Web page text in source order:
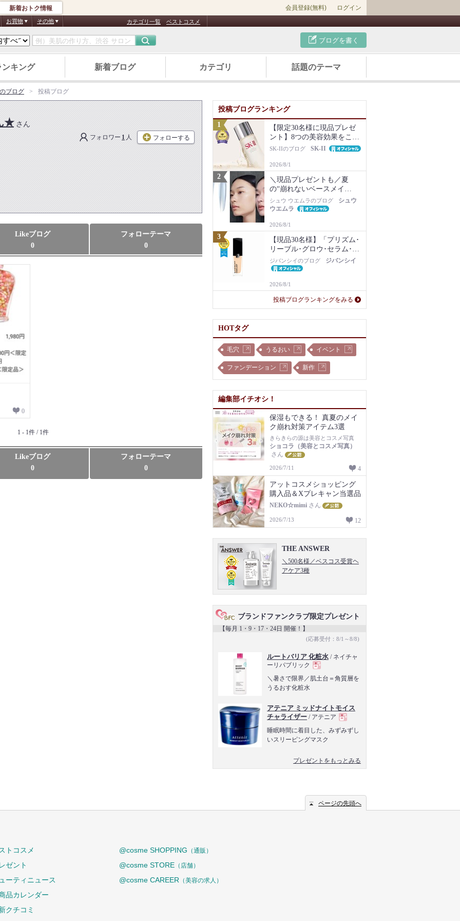
新着おトク情報 会員登録(無料) ログイン
お買物 その他 カテゴリ一覧 ベストコスメ
ブログを書く
ンキング 新着ブログ カテゴリ 話題のテーマ
ブログ 投稿ブログ
★ さん
フォロワー 1 人 フォローする
Likeブログ
0
フォローテーマ
0
0
1 - 1件 / 1件
Likeブログ
0
フォローテーマ
0
投稿ブログランキング
【限定30名様に現品プレゼ
ント】8つの美容効果をこの
1本で【新美容液キット再販
SK-IIのブログ SK-II
2026/8/1
＼現品プレゼントも／夏
の“崩れないベースメイ
ク”は名品化粧下地から！毛
穴・ベタつき・乾燥知らず
シュウ ウエムラのブログ
シュウ
ウエムラ
2026/8/1
【現品30名様】「プリズム･
リーブル･グロウ･セラム･フ
ァンデーション」1N現品を
プレゼント！
ジバンシイのブログ ジバンシイ
2026/8/1
投稿ブログランキングをみる
HOTタグ
毛穴 うるおい イベント
ファンデーション 新作
編集部イチオシ！
保湿もできる！ 真夏のメイ
ク崩れ対策アイテム3選
きらきらの源は美容とコスメ写真
ショコラ（美容とコスメ写真）
さん
2026/7/11 4
アットコスメショッピング
購入品＆Xプレキャン当選品
NEKO☆mimi さん
2026/7/13 12
THE ANSWER
＼500名様／ベスコス受賞ヘ
アケア3種
ブランドファンクラブ限定プレゼント
【毎月 1・9・17・24日 開催！】
(応募受付：8/1～8/8)
ルートバリア 化粧水 / ネイチャ
ーリパブリック
現
＼暑さで限界／肌土台＝角質層を
うるおす化粧水
アテニア ミッドナイトモイス
チャライザー / アテニア
現
睡眠時間に着目した、みずみずし
いスリーピングマスク
プレゼントをもっとみる
ページの先頭へ
トコスメ
ゼント
ーティニュース
品カレンダー
クチコミ
@cosme SHOPPING （通販）
@cosme STORE （店舗）
@cosme CAREER （美容の求人）